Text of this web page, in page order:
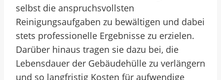
selbst die anspruchsvollsten
Reinigungsaufgaben zu bewältigen und dabei
stets professionelle Ergebnisse zu erzielen.
Darüber hinaus tragen sie dazu bei, die
Lebensdauer der Gebäudehülle zu verlängern
und so langfristig Kosten für aufwendige